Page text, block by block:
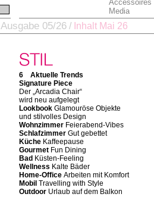
Accessoires
Media
Ausgabe 05/26 / Inhalt Mai 26
6 Aktuelle Trends
Signature Piece
Der „Arcadia Chair“
wird neu aufgelegt
Lookbook Glamouröse Objekte
und stilvolles Design
Wohnzimmer Feierabend-Vibes
Schlafzimmer Gut gebettet
Küche Kaffeepause
Gourmet Fun Dining
Bad Küsten-Feeling
Wellness Kalte Bäder
Home-Office Arbeiten mit Komfort
Mobil Travelling with Style
Outdoor Urlaub auf dem Balkon